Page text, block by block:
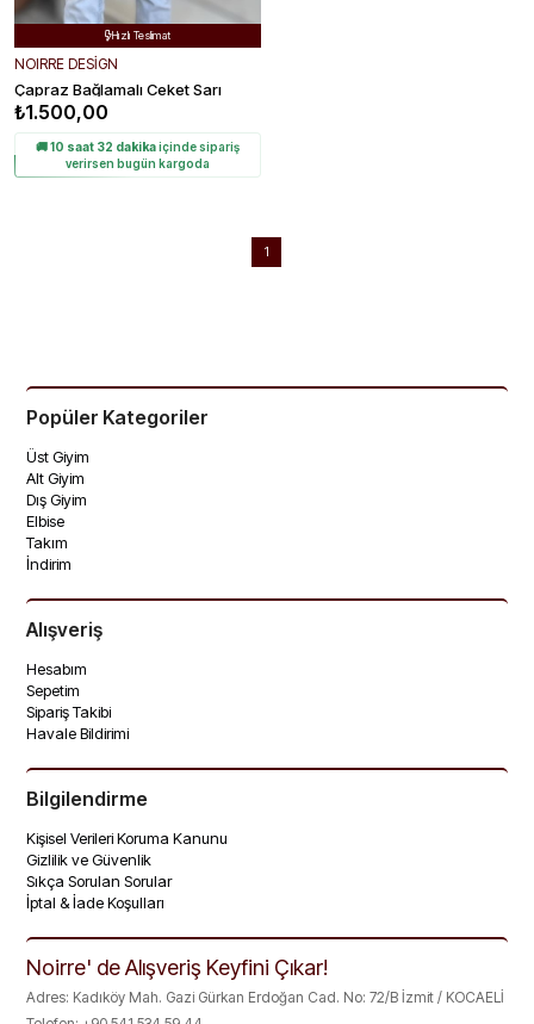
 Ücretsiz Kargo
Hızlı Teslimat
Kolay Değişim
NOIRRE DESİGN
Çapraz Bağlamalı Ceket Sarı
₺1.500,00
🚚10 saat 32 dakikaiçinde sipariş
verirsen bugün kargoda
1
Popüler Kategoriler
Üst Giyim
Alt Giyim
Dış Giyim
Elbise
Takım
İndirim
Alışveriş
Hesabım
Sepetim
Sipariş Takibi
Havale Bildirimi
Bilgilendirme
Kişisel Verileri Koruma Kanunu
Gizlilik ve Güvenlik
Sıkça Sorulan Sorular
İptal & İade Koşulları
Noirre' de Alışveriş Keyfini Çıkar!
Adres: Kadıköy Mah. Gazi Gürkan Erdoğan Cad. No: 72/B İzmit / KOCAELİ